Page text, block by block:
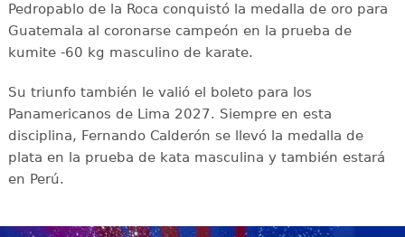
Pedropablo de la Roca conquistó la medalla de oro para
Guatemala al coronarse campeón en la prueba de
kumite -60 kg masculino de karate.
Su triunfo también le valió el boleto para los
Panamericanos de Lima 2027. Siempre en esta
disciplina, Fernando Calderón se llevó la medalla de
plata en la prueba de kata masculina y también estará
en Perú.